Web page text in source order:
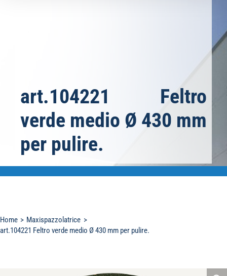
art.104221 Feltro
verde medio Ø 430 mm
per pulire.
Home
Maxispazzolatrice
art.104221 Feltro verde medio Ø 430 mm per pulire.